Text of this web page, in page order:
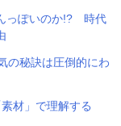
っぽいのか!? 時代
の秘訣は圧倒的にわ
材」で理解する